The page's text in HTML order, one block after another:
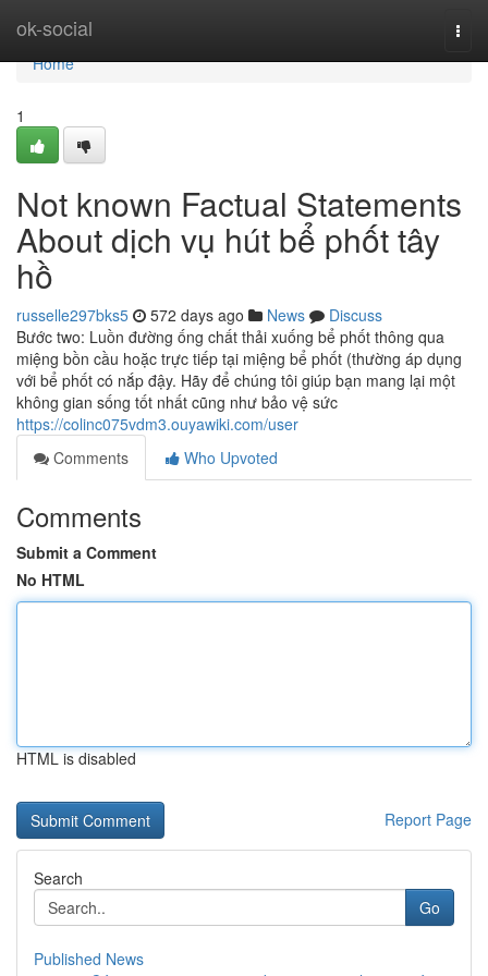
ok-social
Home
Home
1
Not known Factual Statements
About dịch vụ hút bể phốt tây
hồ
russelle297bks5 572 days ago News
Discuss
Bước two: Luồn đường ống chất thải xuống bể phốt thông qua
miệng bồn cầu hoặc trực tiếp tại miệng bể phốt (thường áp dụng
với bể phốt có nắp đậy. Hãy để chúng tôi giúp bạn mang lại một
không gian sống tốt nhất cũng như bảo vệ sức
https://colinc075vdm3.ouyawiki.com/user
Comments
Who Upvoted
Comments
Submit a Comment
No HTML
HTML is disabled
Report Page
Search
Go
Published News